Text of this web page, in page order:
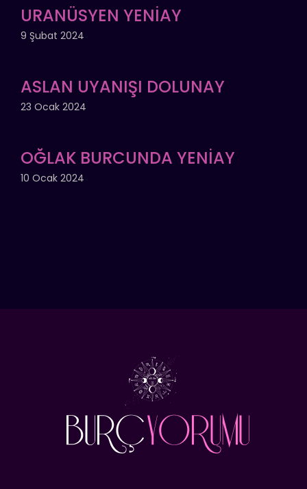
URANÜSYEN YENİAY
9 Şubat 2024
ASLAN UYANIŞI DOLUNAY
23 Ocak 2024
OĞLAK BURCUNDA YENİAY
10 Ocak 2024